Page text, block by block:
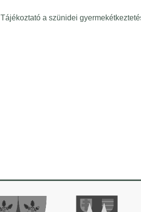
Tájékoztató a szünidei